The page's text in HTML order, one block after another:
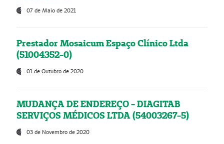
07 de Maio de 2021
Prestador Mosaicum Espaço Clínico Ltda
(51004352-0)
01 de Outubro de 2020
MUDANÇA DE ENDEREÇO - DIAGITAB
SERVIÇOS MÉDICOS LTDA (54003267-5)
03 de Novembro de 2020